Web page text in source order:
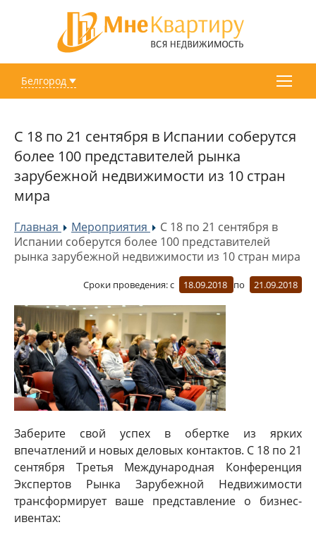
Белгород
С 18 по 21 сентября в Испании соберутся
более 100 представителей рынка
зарубежной недвижимости из 10 стран
мира
Главная »Мероприятия »С 18 по 21 сентября в
Испании соберутся более 100 представителей
рынка зарубежной недвижимости из 10 стран мира
Сроки проведения:с 18.09.2018 по 21.09.2018
Заберите свой успех в обертке из ярких
впечатлений и новых деловых контактов. С 18 по 21
сентября Третья Международная Конференция
Экспертов Рынка Зарубежной Недвижимости
трансформирует ваше представление о бизнес-
ивентах: